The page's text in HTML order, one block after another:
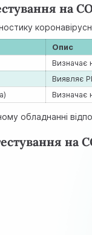
на
Опис
Визначає
Виявляє
Визначає
обладнанні
на